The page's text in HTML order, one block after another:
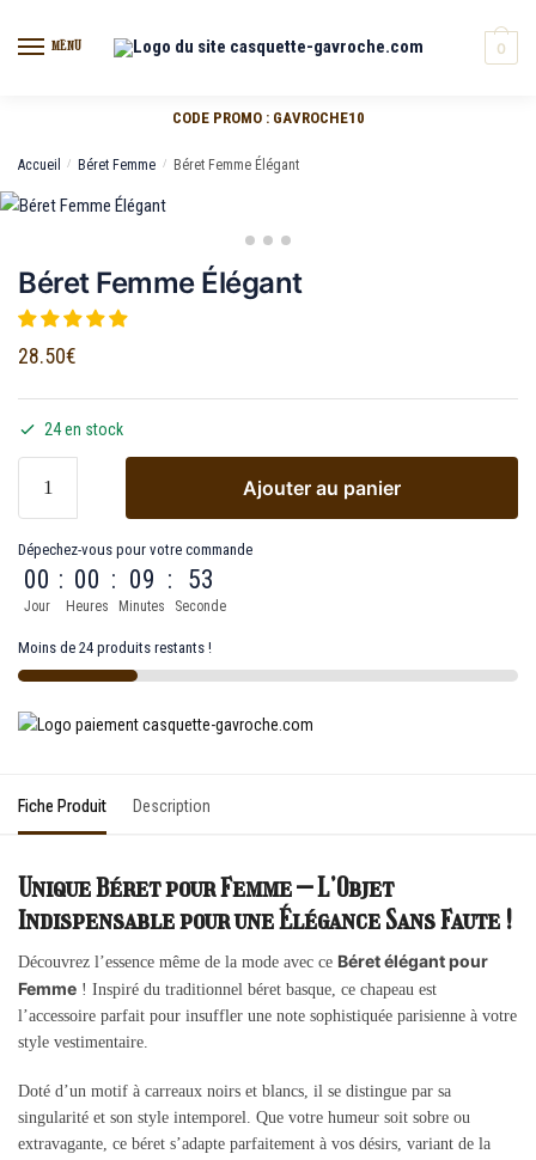
MENU 0
CODE PROMO : GAVROCHE10
Accueil / Béret Femme / Béret Femme Élégant
Béret Femme Élégant
28.50€
24 en stock
Ajouter au panier
Dépechez-vous pour votre commande
00
Jour
: 00
Heures
: 09
Minutes
: 53
Seconde
Moins de 24 produits restants !
Fiche Produit Description
Unique Béret pour Femme – L’Objet
Indispensable pour une Élégance Sans Faute !
Découvrez l’essence même de la mode avec ce Béret élégant pour
Femme ! Inspiré du traditionnel béret basque, ce chapeau est
l’accessoire parfait pour insuffler une note sophistiquée parisienne à votre
style vestimentaire.
Doté d’un motif à carreaux noirs et blancs, il se distingue par sa
singularité et son style intemporel. Que votre humeur soit sobre ou
extravagante, ce béret s’adapte parfaitement à vos désirs, variant de la